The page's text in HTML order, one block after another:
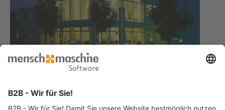
Haben Sie Fragen?